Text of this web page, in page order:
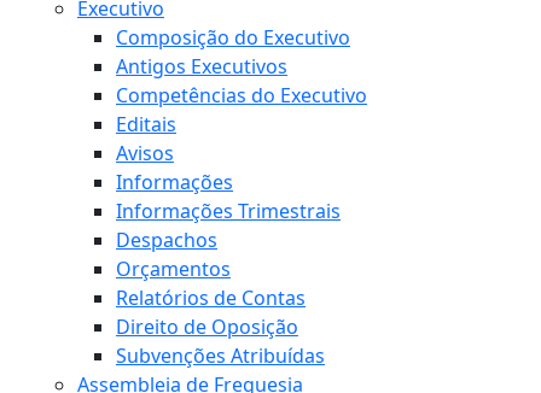
Executivo
Composição do Executivo
Antigos Executivos
Competências do Executivo
Editais
Avisos
Informações
Informações Trimestrais
Despachos
Orçamentos
Relatórios de Contas
Direito de Oposição
Subvenções Atribuídas
Assembleia de Freguesia